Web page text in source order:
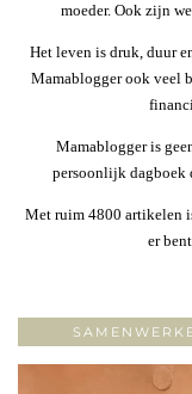
moeder. Ook zijn
Het leven is druk, duur
Mamablogger ook veel
Mamablogger is
persoonlijk dagboek
Met ruim 4800 artikelen
er